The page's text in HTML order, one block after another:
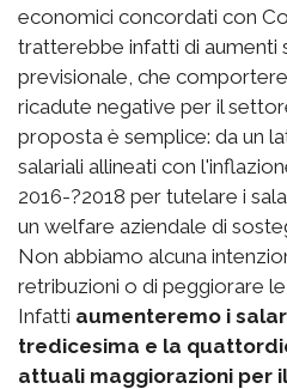
economici concordati con
tratterebbe infatti di aumenti
previsionale, che
ricadute negative per il
proposta è semplice: da un
salariali allineati con
2016-?2018 per tutelare i
un welfare aziendale di
Non abbiamo alcuna
retribuzioni o di peggiorare
Infatti aumenteremo i
tredicesima e la
attuali maggiorazioni per